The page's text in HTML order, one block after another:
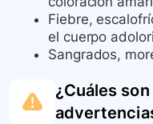
Fiebre,
el cuerpo
Sangrados,
¿Cuáles